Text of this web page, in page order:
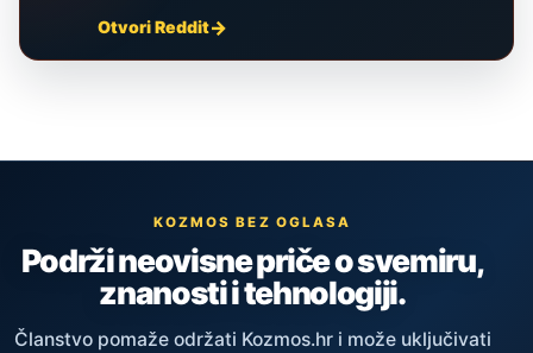
Otvori Reddit
KOZMOS BEZ OGLASA
Podrži neovisne priče o svemiru,
znanosti i tehnologiji.
Članstvo pomaže održati Kozmos.hr i može uključivati